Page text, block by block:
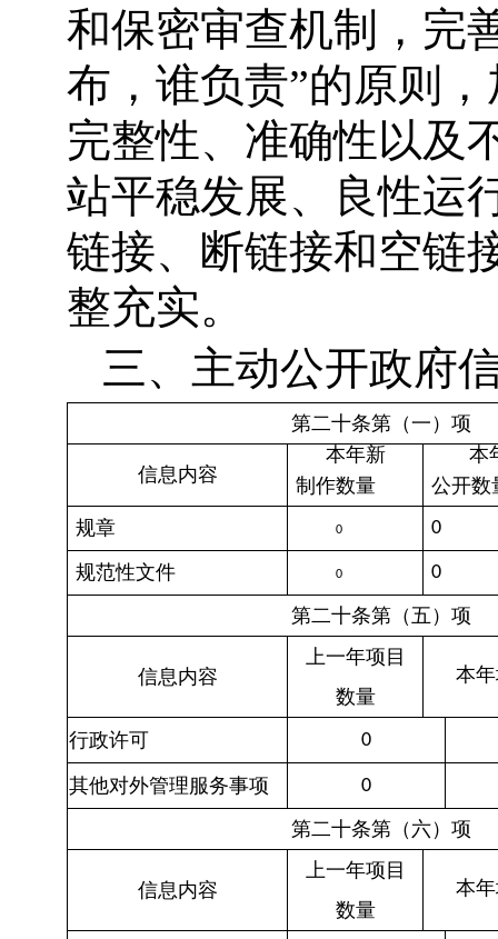
和保密审查机制，完
布，谁负责”的原则
完整性、准确性以及
站平稳发展、良性运
链接、断链接和空链
整充实。
三、主动公开政府
第二十条第（一）项
信息内容
本年新
制作数量
本
公开数
规章
0 0
规范性文件 0 0
第二十条第（五）项
信息内容
上一年项目
数量
本
行政许可 0
其他对外管理服务事项 0
第二十条第（六）项
信息内容
上一年项目
数量
本